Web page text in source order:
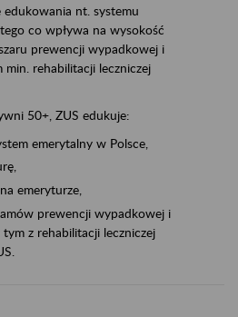
nt. systemu
co wpływa na wysokość
prewencji wypadkowej i
rehabilitacji leczniczej
50+, ZUS edukuje:
emerytalny w Polsce,
emeryturze,
prewencji wypadkowej i
z rehabilitacji leczniczej